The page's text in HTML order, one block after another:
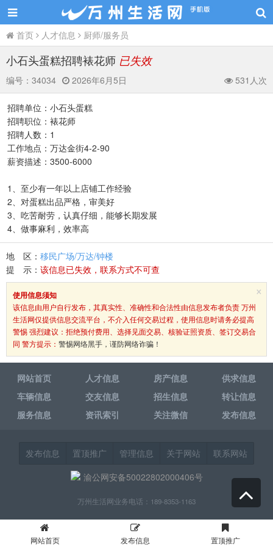
首页 人才信息 厨师/服务员
小石头蛋糕招聘裱花师 已失效
编号： 34034 2026年6月5日 531人次
招聘单位：小石头蛋糕
招聘职位：裱花师
招聘人数：1
工作地点：万达金街4-2-90
薪资描述：3500-6000
1、至少有一年以上店铺工作经验
2、对蛋糕出品严格，审美好
3、吃苦耐劳，认真仔细，能够长期发展
4、做事麻利，效率高
地 区： 移民广场/万达/钟楼
提 示： 该信息已失效，联系方式不可查
×
使用信息须知
该信息由用户自行发布，其真实性、准确性和合法性由信息发布者负责 万州
生活网仅提供信息交流平台，不介入任何交易过程，使用信息时请务必提高
警惕 强烈建议：拒绝预付费用、选择见面交易、核验证照资质、签订交易合
同 警方提示： 警惕网络黑手，谨防网络诈骗！
网站首页 人才信息 房产信息
供求信息
车辆信息
交友信息 招生信息
转让信息
服务信息
资讯索引 关注微信 发布信息
发布信息 置顶推广 管理信息 关于网站
联系网站
渝公网安备50022802000406号
万州生活网业务电话：189-8353-1163
网站首页 发布信息 置顶推广